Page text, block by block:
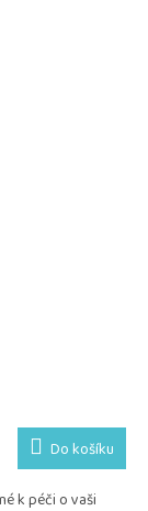
Do košíku
k péči o vaši